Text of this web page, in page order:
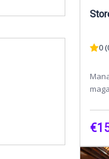
0
este